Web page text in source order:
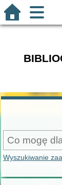
Wyszukiwanie